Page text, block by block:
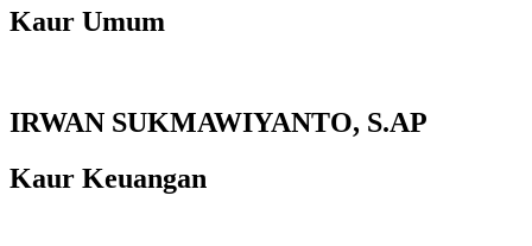
Kaur Umum
IRWAN SUKMAWIYANTO, S.AP
Kaur Keuangan